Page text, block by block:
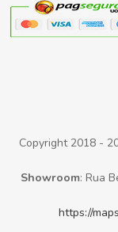
Copyright 2018 -
Showroom: Rua
https://